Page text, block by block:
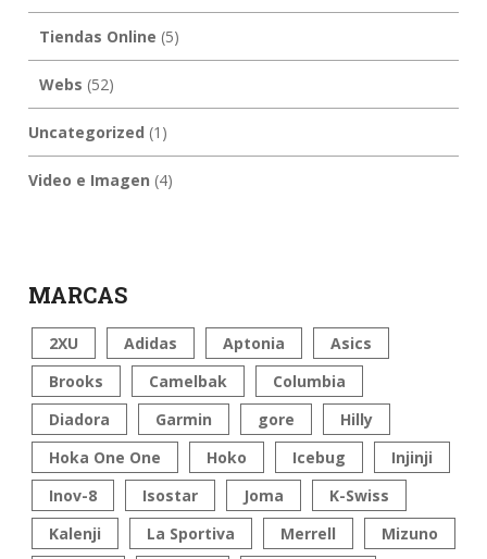
Tiendas Online (5)
Webs (52)
Uncategorized (1)
Video e Imagen (4)
MARCAS
2XU Adidas Aptonia
Asics
Brooks
Camelbak
Columbia
Diadora
Garmin gore
Hilly
Hoka One One
Hoko Icebug
Injinji
Inov-8
Isostar Joma
K-Swiss
Kalenji
La Sportiva Merrell Mizuno